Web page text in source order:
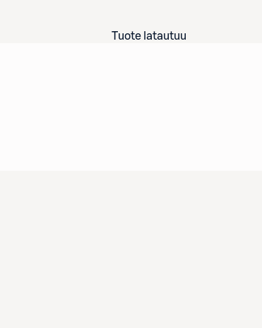
Tuote latautuu